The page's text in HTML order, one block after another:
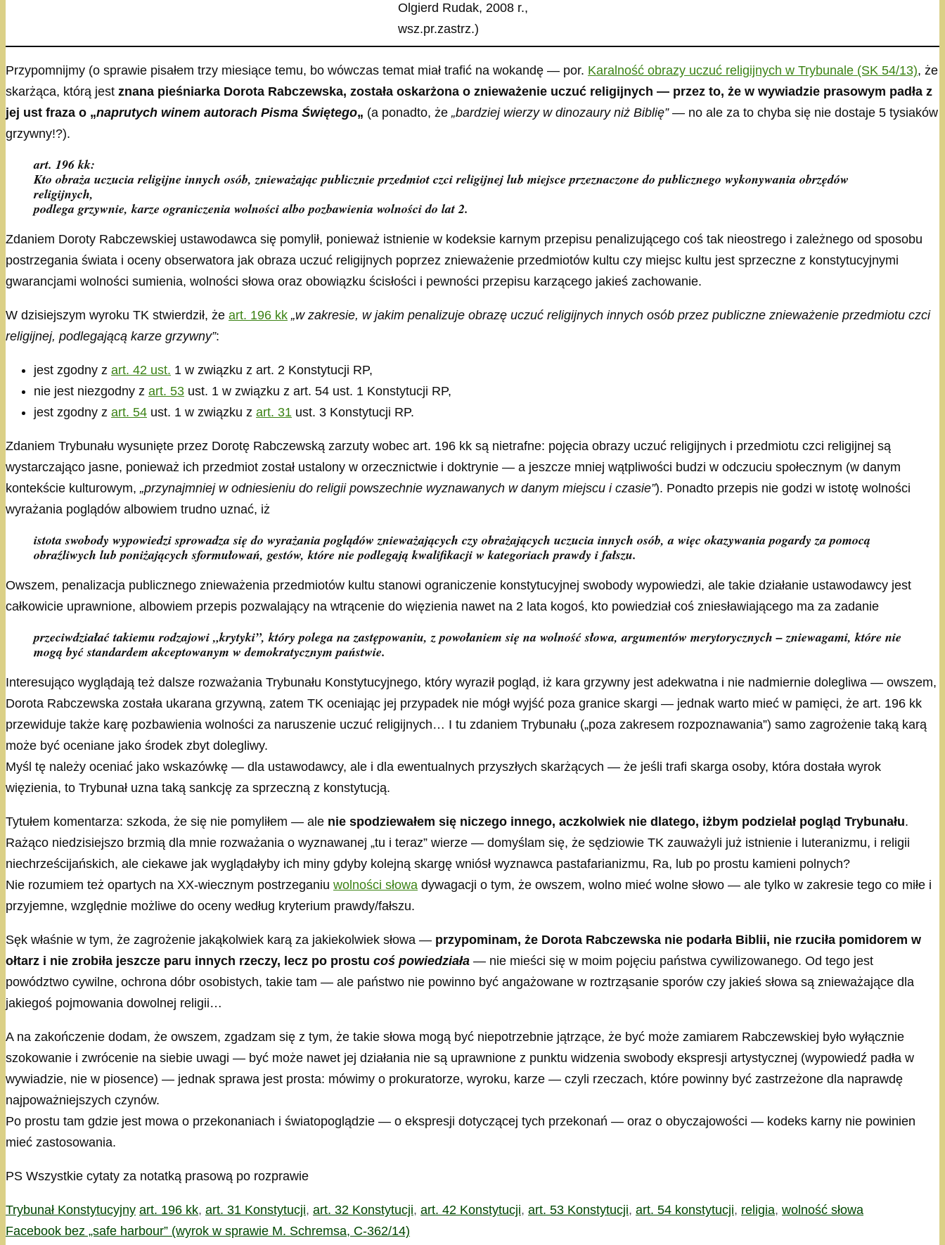
Olgierd Rudak, 2008 r.,
wsz.pr.zastrz.)
Przypomnijmy (o sprawie pisałem trzy miesiące temu, bo wówczas temat miał trafić na wokandę — por. Karalność obrazy uczuć religijnych w Trybunale (SK 54/13), że
skarżąca, którą jest znana pieśniarka Dorota Rabczewska, została oskarżona o znieważenie uczuć religijnych — przez to, że w wywiadzie prasowym padła z
jej ust fraza o „naprutych winem autorach Pisma Świętego„ (a ponadto, że „bardziej wierzy w dinozaury niż Biblię”— no ale za to chyba się nie dostaje 5 tysiaków
grzywny!?).
art. 196 kk:
Kto obraża uczucia religijne innych osób, znieważając publicznie przedmiot czci religijnej lub miejsce przeznaczone do publicznego wykonywania obrzędów
religijnych,
podlega grzywnie, karze ograniczenia wolności albo pozbawienia wolności do lat 2.
Zdaniem Doroty Rabczewskiej ustawodawca się pomylił, ponieważ istnienie w kodeksie karnym przepisu penalizującego coś tak nieostrego i zależnego od sposobu
postrzegania świata i oceny obserwatora jak obraza uczuć religijnych poprzez znieważenie przedmiotów kultu czy miejsc kultu jest sprzeczne z konstytucyjnymi
gwarancjami wolności sumienia, wolności słowa oraz obowiązku ścisłości i pewności przepisu karzącego jakieś zachowanie.
W dzisiejszym wyroku TK stwierdził, że art. 196 kk „w zakresie, w jakim penalizuje obrazę uczuć religijnych innych osób przez publiczne znieważenie przedmiotu czci
religijnej, podlegającą karze grzywny”:
jest zgodny z art. 42 ust. 1 w związku z art. 2 Konstytucji RP,
nie jest niezgodny z art. 53 ust. 1 w związku z art. 54 ust. 1 Konstytucji RP,
jest zgodny z art. 54 ust. 1 w związku z art. 31 ust. 3 Konstytucji RP.
Zdaniem Trybunału wysunięte przez Dorotę Rabczewską zarzuty wobec art. 196 kk są nietrafne: pojęcia obrazy uczuć religijnych i przedmiotu czci religijnej są
wystarczająco jasne, ponieważ ich przedmiot został ustalony w orzecznictwie i doktrynie — a jeszcze mniej wątpliwości budzi w odczuciu społecznym (w danym
kontekście kulturowym, „przynajmniej w odniesieniu do religii powszechnie wyznawanych w danym miejscu i czasie”). Ponadto przepis nie godzi w istotę wolności
wyrażania poglądów albowiem trudno uznać, iż
istota swobody wypowiedzi sprowadza się do wyrażania poglądów znieważających czy obrażających uczucia innych osób, a więc okazywania pogardy za pomocą
obraźliwych lub poniżających sformułowań, gestów, które nie podlegają kwalifikacji w kategoriach prawdy i fałszu.
Owszem, penalizacja publicznego znieważenia przedmiotów kultu stanowi ograniczenie konstytucyjnej swobody wypowiedzi, ale takie działanie ustawodawcy jest
całkowicie uprawnione, albowiem przepis pozwalający na wtrącenie do więzienia nawet na 2 lata kogoś, kto powiedział coś zniesławiającego ma za zadanie
przeciwdziałać takiemu rodzajowi „krytyki”, który polega na zastępowaniu, z powołaniem się na wolność słowa, argumentów merytorycznych – zniewagami, które nie
mogą być standardem akceptowanym w demokratycznym państwie.
Interesująco wyglądają też dalsze rozważania Trybunału Konstytucyjnego, który wyraził pogląd, iż kara grzywny jest adekwatna i nie nadmiernie dolegliwa — owszem,
Dorota Rabczewska została ukarana grzywną, zatem TK oceniając jej przypadek nie mógł wyjść poza granice skargi — jednak warto mieć w pamięci, że art. 196 kk
przewiduje także karę pozbawienia wolności za naruszenie uczuć religijnych… I tu zdaniem Trybunału („poza zakresem rozpoznawania”) samo zagrożenie taką karą
może być oceniane jako środek zbyt dolegliwy.
Myśl tę należy oceniać jako wskazówkę — dla ustawodawcy, ale i dla ewentualnych przyszłych skarżących — że jeśli trafi skarga osoby, która dostała wyrok
więzienia, to Trybunał uzna taką sankcję za sprzeczną z konstytucją.
Tytułem komentarza: szkoda, że się nie pomyliłem — ale nie spodziewałem się niczego innego, aczkolwiek nie dlatego, iżbym podzielał pogląd Trybunału.
Rażąco niedzisiejszo brzmią dla mnie rozważania o wyznawanej „tu i teraz” wierze — domyślam się, że sędziowie TK zauważyli już istnienie i luteranizmu, i religii
niechrześcijańskich, ale ciekawe jak wyglądałyby ich miny gdyby kolejną skargę wniósł wyznawca pastafarianizmu, Ra, lub po prostu kamieni polnych?
Nie rozumiem też opartych na XX-wiecznym postrzeganiu wolności słowa dywagacji o tym, że owszem, wolno mieć wolne słowo — ale tylko w zakresie tego co miłe i
przyjemne, względnie możliwe do oceny według kryterium prawdy/fałszu.
Sęk właśnie w tym, że zagrożenie jakąkolwiek karą za jakiekolwiek słowa — przypominam, że Dorota Rabczewska nie podarła Biblii, nie rzuciła pomidorem w
ołtarz i nie zrobiła jeszcze paru innych rzeczy, lecz po prostu coś powiedziała — nie mieści się w moim pojęciu państwa cywilizowanego. Od tego jest
powództwo cywilne, ochrona dóbr osobistych, takie tam — ale państwo nie powinno być angażowane w roztrząsanie sporów czy jakieś słowa są znieważające dla
jakiegoś pojmowania dowolnej religii…
A na zakończenie dodam, że owszem, zgadzam się z tym, że takie słowa mogą być niepotrzebnie jątrzące, że być może zamiarem Rabczewskiej było wyłącznie
szokowanie i zwrócenie na siebie uwagi — być może nawet jej działania nie są uprawnione z punktu widzenia swobody ekspresji artystycznej (wypowiedź padła w
wywiadzie, nie w piosence) — jednak sprawa jest prosta: mówimy o prokuratorze, wyroku, karze — czyli rzeczach, które powinny być zastrzeżone dla naprawdę
najpoważniejszych czynów.
Po prostu tam gdzie jest mowa o przekonaniach i światopoglądzie — o ekspresji dotyczącej tych przekonań — oraz o obyczajowości — kodeks karny nie powinien
mieć zastosowania.
PS Wszystkie cytaty za notatką prasową po rozprawie
Kategorie
Trybunał Konstytucyjny Tagi
art. 196 kk, art. 31 Konstytucji, art. 32 Konstytucji, art. 42 Konstytucji, art. 53 Konstytucji, art. 54 konstytucji, religia, wolność słowa
Facebook bez „safe harbour” (wyrok w sprawie M. Schremsa, C-362/14)